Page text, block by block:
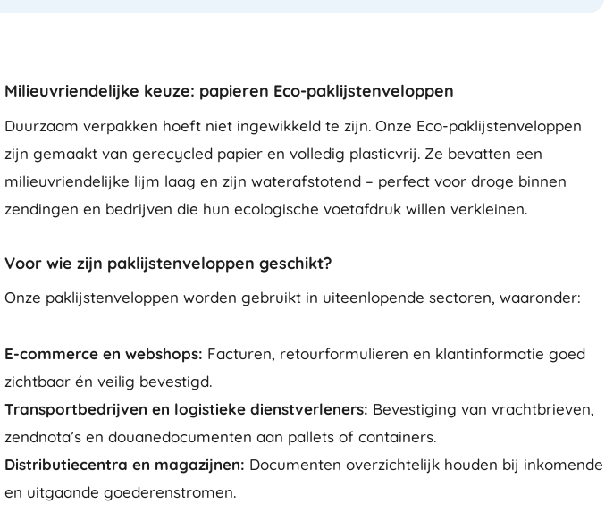
Milieuvriendelijke keuze: papieren Eco-paklijstenveloppen
Duurzaam verpakken hoeft niet ingewikkeld te zijn. Onze Eco-paklijstenveloppen
zijn gemaakt van gerecycled papier en volledig plasticvrij. Ze bevatten een
milieuvriendelijke lijm laag en zijn waterafstotend – perfect voor droge binnen
zendingen en bedrijven die hun ecologische voetafdruk willen verkleinen.
Voor wie zijn paklijstenveloppen geschikt?
Onze paklijstenveloppen worden gebruikt in uiteenlopende sectoren, waaronder:
E-commerce en webshops: Facturen, retourformulieren en klantinformatie goed
zichtbaar én veilig bevestigd.
Transportbedrijven en logistieke dienstverleners: Bevestiging van vrachtbrieven,
zendnota’s en douanedocumenten aan pallets of containers.
Distributiecentra en magazijnen: Documenten overzichtelijk houden bij inkomende
en uitgaande goederenstromen.